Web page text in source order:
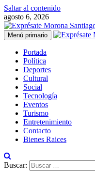
Saltar al contenido
agosto 6, 2026
Menú primario
Portada
Política
Deportes
Cultural
Social
Tecnología
Eventos
Turismo
Entretenimiento
Contacto
Bienes Raices
Buscar: